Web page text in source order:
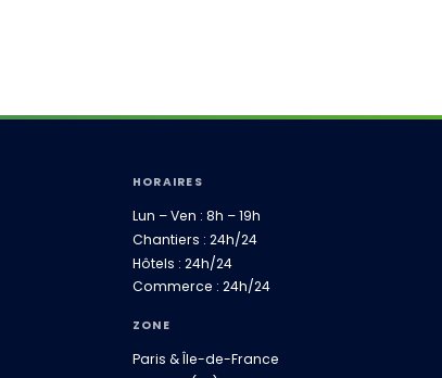
HORAIRES
Lun – Ven : 8h – 19h
Chantiers : 24h/24
Hôtels : 24h/24
Commerce : 24h/24
ZONE
Paris & Île-de-France